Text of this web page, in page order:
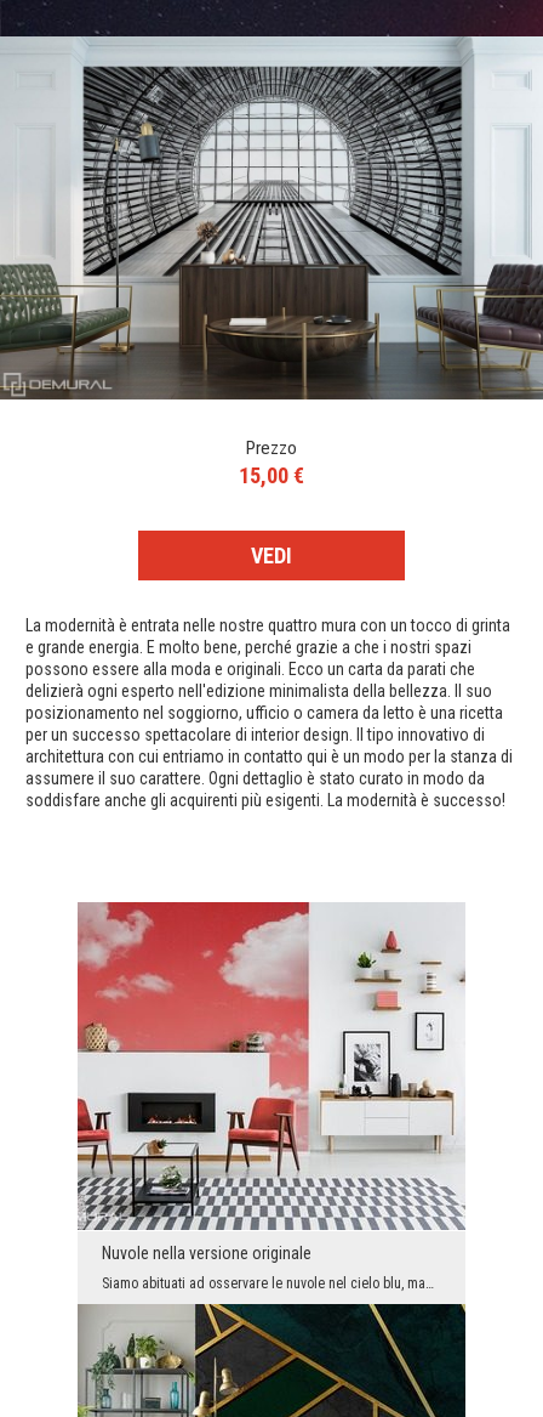
Prezzo
15,00 €
VEDI
La modernità è entrata nelle nostre quattro mura con un tocco di grinta
e grande energia. E molto bene, perché grazie a che i nostri spazi
possono essere alla moda e originali. Ecco un carta da parati che
delizierà ogni esperto nell'edizione minimalista della bellezza. Il suo
posizionamento nel soggiorno, ufficio o camera da letto è una ricetta
per un successo spettacolare di interior design. Il tipo innovativo di
architettura con cui entriamo in contatto qui è un modo per la stanza di
assumere il suo carattere. Ogni dettaglio è stato curato in modo da
soddisfare anche gli acquirenti più esigenti. La modernità è successo!
Nuvole nella versione originale
Siamo abituati ad osservare le nuvole nel cielo blu, magari che cade in una granata. Che cosa suc...